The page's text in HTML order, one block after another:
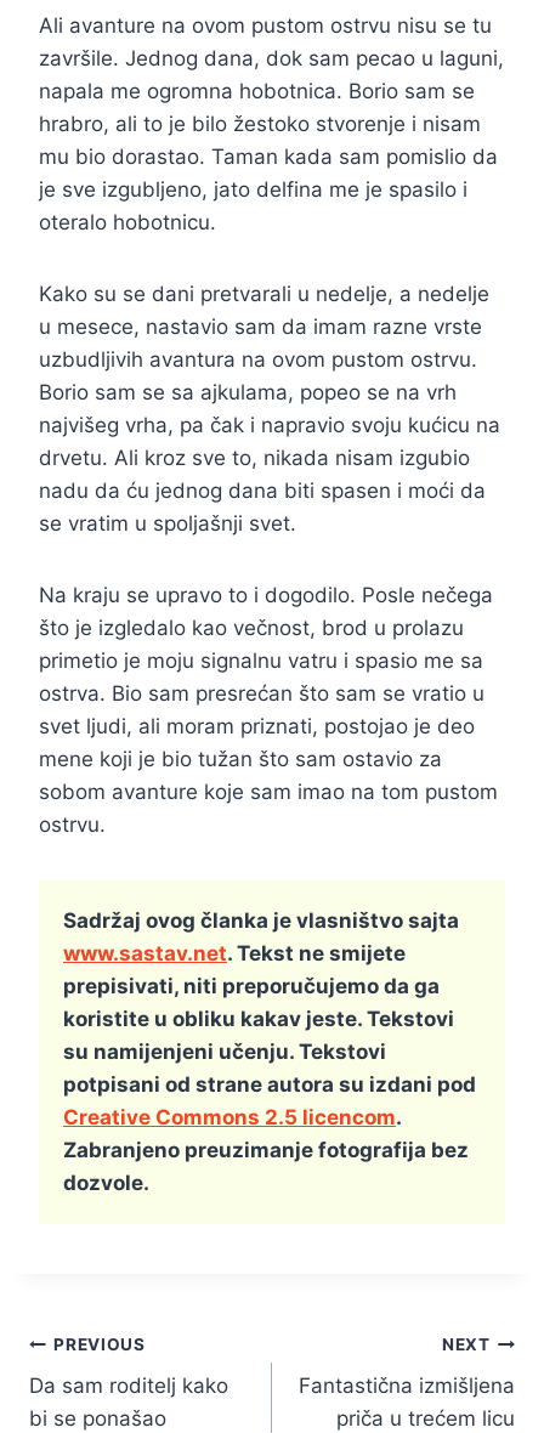
Ali avanture na ovom pustom ostrvu nisu se tu
završile. Jednog dana, dok sam pecao u laguni,
napala me ogromna hobotnica. Borio sam se
hrabro, ali to je bilo žestoko stvorenje i nisam
mu bio dorastao. Taman kada sam pomislio da
je sve izgubljeno, jato delfina me je spasilo i
oteralo hobotnicu.
Kako su se dani pretvarali u nedelje, a nedelje
u mesece, nastavio sam da imam razne vrste
uzbudljivih avantura na ovom pustom ostrvu.
Borio sam se sa ajkulama, popeo se na vrh
najvišeg vrha, pa čak i napravio svoju kućicu na
drvetu. Ali kroz sve to, nikada nisam izgubio
nadu da ću jednog dana biti spasen i moći da
se vratim u spoljašnji svet.
Na kraju se upravo to i dogodilo. Posle nečega
što je izgledalo kao večnost, brod u prolazu
primetio je moju signalnu vatru i spasio me sa
ostrva. Bio sam presrećan što sam se vratio u
svet ljudi, ali moram priznati, postojao je deo
mene koji je bio tužan što sam ostavio za
sobom avanture koje sam imao na tom pustom
ostrvu.
Sadržaj ovog članka je vlasništvo sajta
www.sastav.net. Tekst ne smijete
prepisivati, niti preporučujemo da ga
koristite u obliku kakav jeste. Tekstovi
su namijenjeni učenju. Tekstovi
potpisani od strane autora su izdani pod
Creative Commons 2.5 licencom.
Zabranjeno preuzimanje fotografija bez
dozvole.
Kretanje
članka
PREVIOUS
Da sam roditelj kako
bi se ponašao
NEXT
Fantastična izmišljena
priča u trećem licu